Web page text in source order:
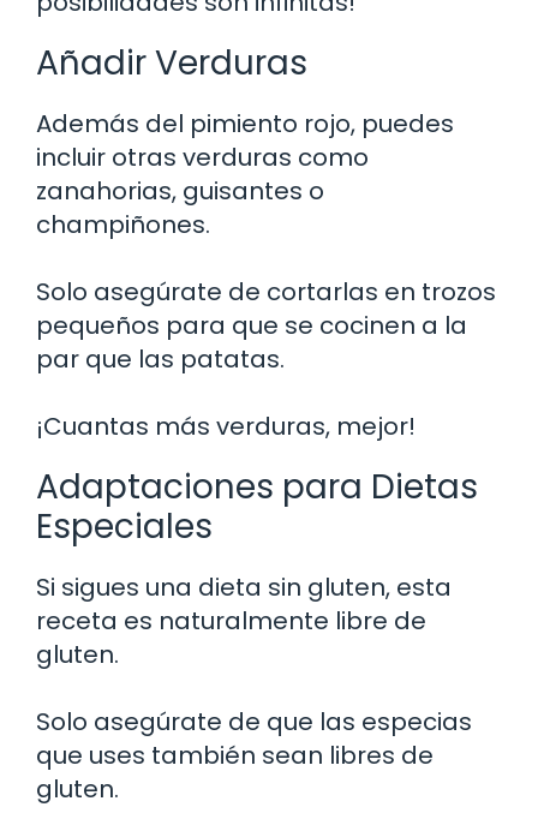
Añadir Verduras
Además del pimiento rojo, puedes
incluir otras verduras como
zanahorias, guisantes o
champiñones.
Solo asegúrate de cortarlas en trozos
pequeños para que se cocinen a la
par que las patatas.
¡Cuantas más verduras, mejor!
Adaptaciones para Dietas
Especiales
Si sigues una dieta sin gluten, esta
receta es naturalmente libre de
gluten.
Solo asegúrate de que las especias
que uses también sean libres de
gluten.